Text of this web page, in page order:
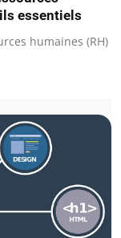
essentiels
humaines (RH)